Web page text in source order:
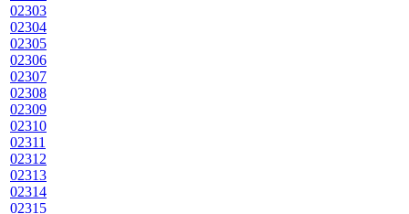
02303
02304
02305
02306
02307
02308
02309
02310
02311
02312
02313
02314
02315